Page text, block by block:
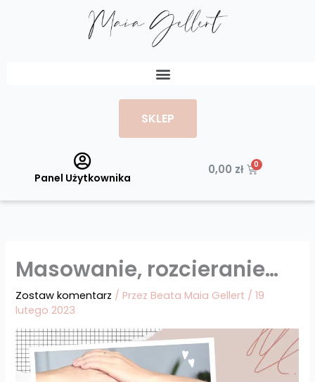
SKLEP
Panel Użytkownika
0,00 zł Wózek
Masowanie, rozcieranie…
Zostaw komentarz / Przez Beata Maia Gellert /19
lutego 2023